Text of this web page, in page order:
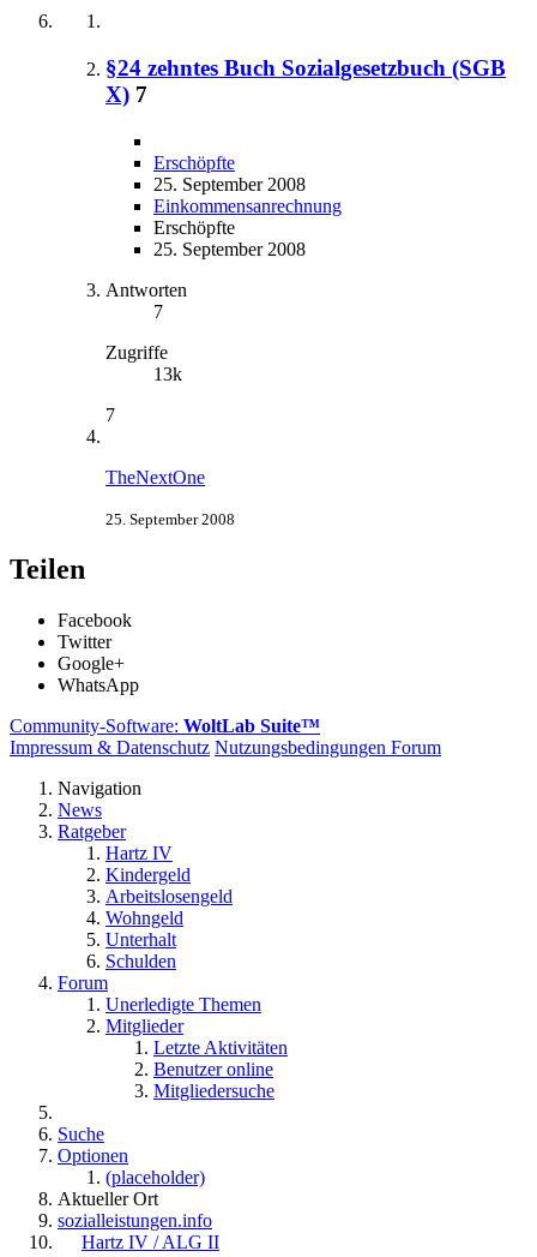
§24 zehntes Buch Sozialgesetzbuch (SGB
X) 7
Erschöpfte
25. September 2008
Einkommensanrechnung
Erschöpfte
25. September 2008
Antworten
7
Zugriffe
13k
7
TheNextOne
25. September 2008
Teilen
Facebook
Twitter
Google+
WhatsApp
Community-Software: WoltLab Suite™
Impressum & Datenschutz Nutzungsbedingungen Forum
Navigation
News
Ratgeber
Hartz IV
Kindergeld
Arbeitslosengeld
Wohngeld
Unterhalt
Schulden
Forum
Unerledigte Themen
Mitglieder
Letzte Aktivitäten
Benutzer online
Mitgliedersuche
Suche
Optionen
(placeholder)
Aktueller Ort
sozialleistungen.info
Hartz IV / ALG II